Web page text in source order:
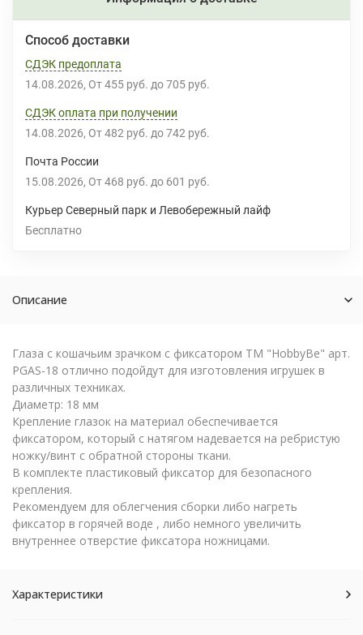
Способ доставки
СДЭК предоплата
14.08.2026 От 455 руб. до 705 руб.
СДЭК оплата при получении
14.08.2026 От 482 руб. до 742 руб.
Почта России
15.08.2026 От 468 руб. до 601 руб.
Курьер Северный парк и Левобережный лайф
Бесплатно
Описание
Глаза с кошачьим зрачком с фиксатором ТМ "HobbyBe" арт.
PGAS-18 отлично подойдут для изготовления игрушек в
различных техниках.
Диаметр: 18 мм
Крепление глазок на материал обеспечивается
фиксатором, который с натягом надевается на ребристую
ножку/винт с обратной стороны ткани.
В комплекте пластиковый фиксатор для безопасного
крепления.
Рекомендуем для облегчения сборки либо нагреть
фиксатор в горячей воде , либо немного увеличить
внутреннее отверстие фиксатора ножницами.
Характеристики